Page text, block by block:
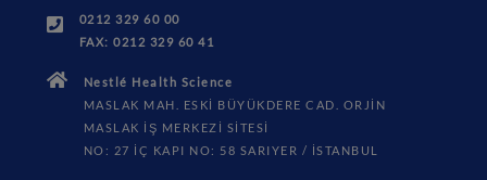
0212 329 60 00
FAX: 0212 329 60 41
Nestlé Health Science
MASLAK MAH. ESKİ BÜYÜKDERE CAD. ORJİN
MASLAK İŞ MERKEZİ SİTESİ
NO: 27 İÇ KAPI NO: 58 SARIYER / İSTANBUL